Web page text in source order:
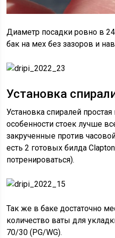
Диаметр посадки ровно в
бак на мех без зазоров и
Установка
Установка спиралей
особенности стоек лучше
закрученные против
есть 2 готовых билда
потренироваться).
Так же в баке достаточно
количество ваты для
70/30 (PG/WG).